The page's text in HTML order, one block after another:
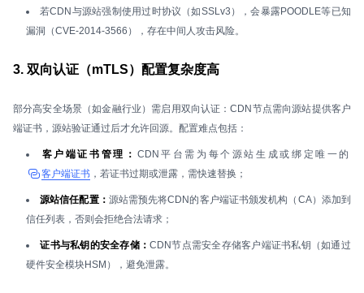
若CDN与源站强制使用过时协议（如SSLv3），会暴露POODLE等已知
漏洞（CVE-2014-3566），存在中间人攻击风险。
3. 双向认证（mTLS）配置复杂度高
部分高安全场景（如金融行业）需启用双向认证：CDN节点需向源站提供客户
端证书，源站验证通过后才允许回源。配置难点包括：
客户端证书管理： CDN平台需为每个源站生成或绑定唯一的
客户端证书 ，若证书过期或泄露，需快速替换；
源站信任配置： 源站需预先将CDN的客户端证书颁发机构（CA）添加到
信任列表，否则会拒绝合法请求；
证书与私钥的安全存储：CDN节点需安全存储客户端证书私钥（如通过
硬件安全模块HSM），避免泄露。